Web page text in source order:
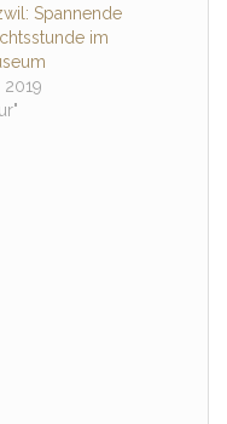
Spannende
im
2019